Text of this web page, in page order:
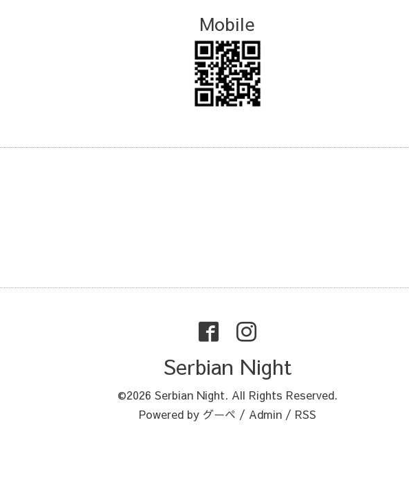
Mobile
Serbian Night
©2026 Serbian Night. All Rights Reserved.
Powered by グーペ / Admin / RSS